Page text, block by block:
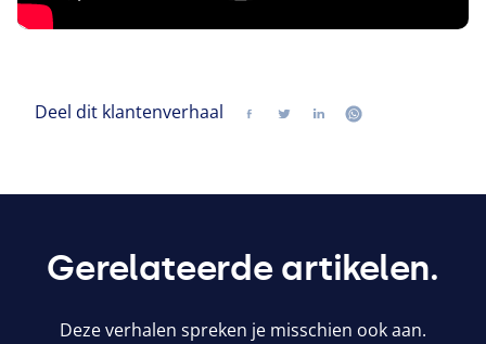
Deel dit klantenverhaal
DelenVolg ons op twitter
Volg ons op linkedin
Volg ons op
Gerelateerde artikelen.
Deze verhalen spreken je misschien ook aan.